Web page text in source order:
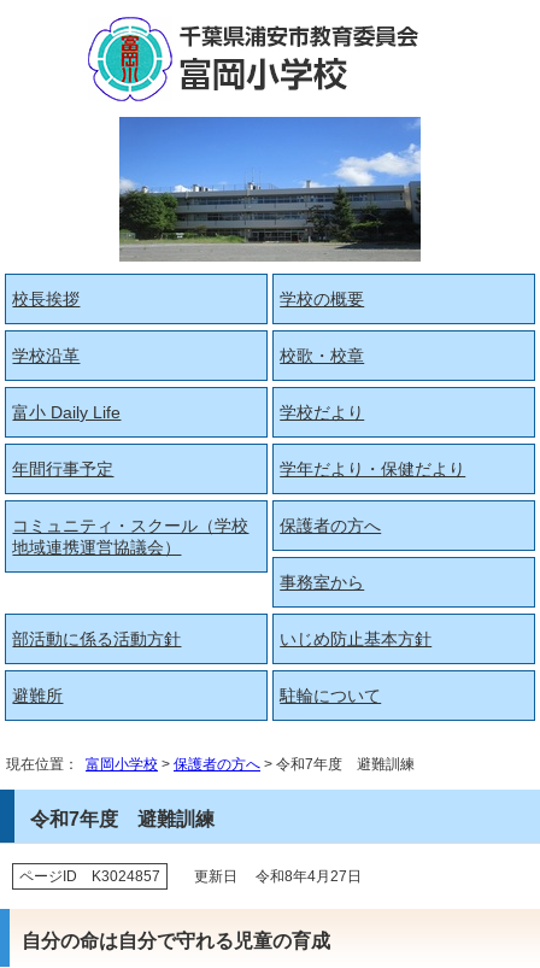
校長挨拶 学校の概要
学校沿革 校歌・校章
富小 Daily Life 学校だより
年間行事予定 学年だより・保健だより
コミュニティ・スクール（学校
地域連携運営協議会）
保護者の方へ
事務室から
部活動に係る活動方針 いじめ防止基本方針
避難所 駐輪について
現在位置： 富岡小学校 > 保護者の方へ > 令和7年度 避難訓練
令和7年度 避難訓練
ページID K3024857 更新日 令和8年4月27日
自分の命は自分で守れる児童の育成